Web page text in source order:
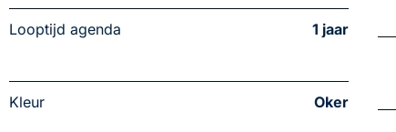
Looptijd agenda 1 jaar
Kleur Oker